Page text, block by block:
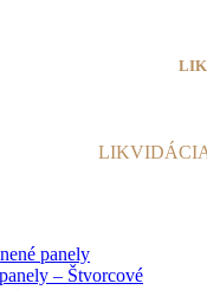
panely
– Štvorcové